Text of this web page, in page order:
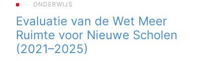
ONDERWIJS
Evaluatie van de Wet Meer
Ruimte voor Nieuwe Scholen
(2021–2025)